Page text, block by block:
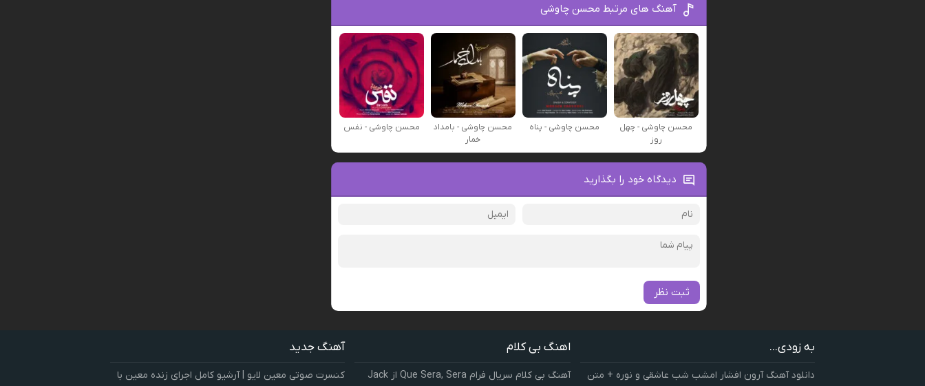
آهنگ های مرتبط محسن چاوشی
محسن چاوشی - چهل
روز
محسن چاوشی - پناه
محسن چاوشی - بامداد
خمار
محسن چاوشی - نفس
دیدگاه خود را بگذارید
ثبت نظر
به زودی...
دانلود آهنگ آرون افشار امشب شب عاشقی و نوره + متن
اهنگ بی کلام
آهنگ بی کلام سریال فرام Que Sera, Sera از Jack
آهنگ جدید
کنسرت صوتی معین لایو | آرشیو کامل اجرای زنده معین با